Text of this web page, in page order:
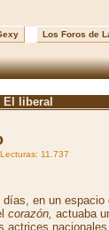
Los Foros de
liberal
11.737
días, en un espacio
corazón, actuaba
actrices